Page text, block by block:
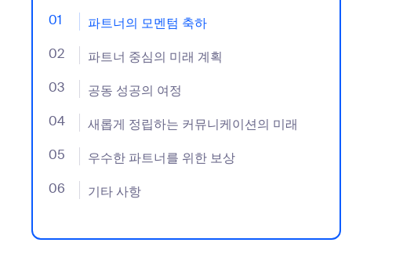
01 파트너의 모멘텀 축하
- Jumplink to 파트너의 모멘텀 축하
02 파트너 중심의 미래 계획
- Jumplink to 파트너 중심의 미래 계획
03 공동 성공의 여정
- Jumplink to 공동 성공의 여정
04 새롭게 정립하는 커뮤니케이션의 미래
- Jumplink to 새롭게 정립하는 커뮤니케이션의 미래
05 우수한 파트너를 위한 보상
- Jumplink to 우수한 파트너를 위한 보상
06 기타 사항
- Jumplink to 기타 사항